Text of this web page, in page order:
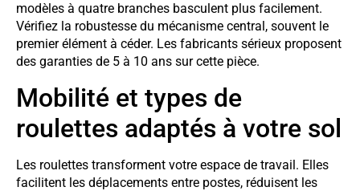
modèles à quatre branches basculent plus facilement.
Vérifiez la robustesse du mécanisme central, souvent le
premier élément à céder. Les fabricants sérieux proposent
des garanties de 5 à 10 ans sur cette pièce.
Mobilité et types de
roulettes adaptés à votre sol
Les roulettes transforment votre espace de travail. Elles
facilitent les déplacements entre postes, réduisent les